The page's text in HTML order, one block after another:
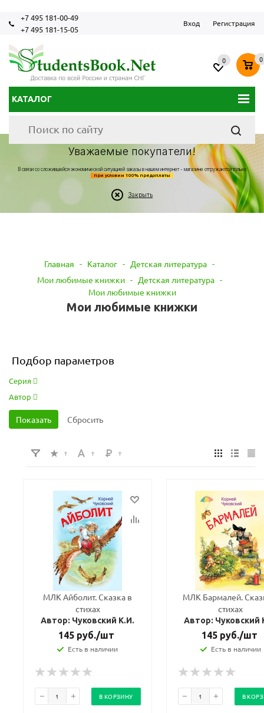
+7 495 181-00-49
+7 495 181-15-05
Вход Регистрация
КАТАЛОГ
0 0
Уважаемые покупатели!
В связи со сложившейся экономической ситуацией заказы в нашем интернет - магазине отгружаются только
при условии 100% предоплаты
Закрыть
Главная - Каталог - Детская литература -
Мои любимые книжки - Детская литература -
Мои любимые книжки
Мои любимые книжки
Подбор параметров
Серия
Автор
МЛК Айболит. Сказка в
стихах
Автор: Чуковский К.И.
145 руб./шт
Есть в наличии
В КОРЗИНУ
МЛК Бармалей.
стихах
Автор: Чуковский
145руб./шт
Есть в наличии
В